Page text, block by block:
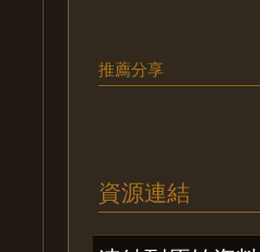
推薦分享
資源連結